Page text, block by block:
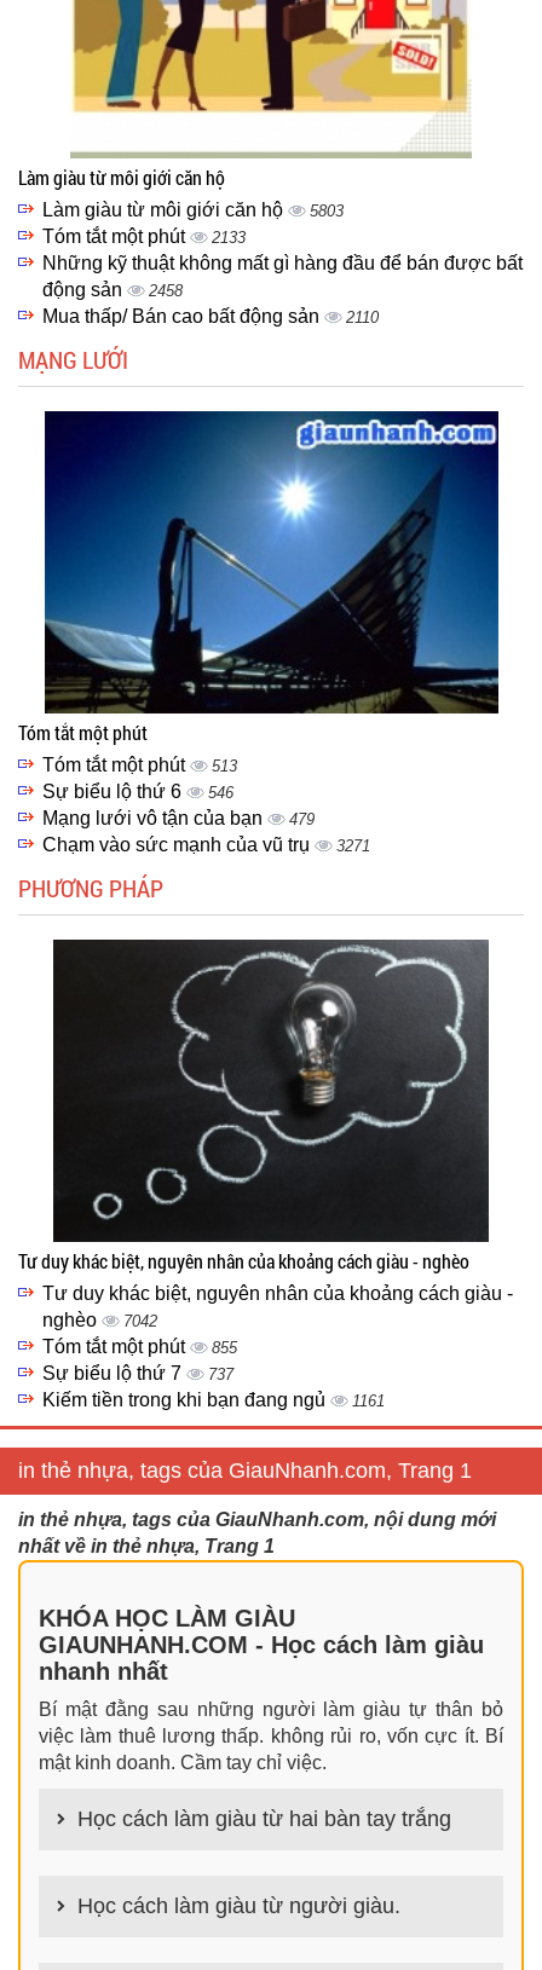
Làm giàu từ môi giới căn hộ
Làm giàu từ môi giới căn hộ 5803
Tóm tắt một phút 2133
Những kỹ thuật không mất gì hàng đầu để bán được bất
động sản
2458
Mua thấp/ Bán cao bất động sản 2110
MẠNG LƯỚI
Tóm tắt một phút
Tóm tắt một phút 513
Sự biểu lộ thứ 6 546
Mạng lưới vô tận của bạn 479
Chạm vào sức mạnh của vũ trụ 3271
PHƯƠNG PHÁP
Tư duy khác biệt, nguyên nhân của khoảng cách giàu - nghèo
Tư duy khác biệt, nguyên nhân của khoảng cách giàu -
nghèo
7042
Tóm tắt một phút 855
Sự biểu lộ thứ 7 737
Kiếm tiền trong khi bạn đang ngủ 1161
in thẻ nhựa, tags của GiauNhanh.com, Trang 1
in thẻ nhựa, tags của GiauNhanh.com, nội dung mới
nhất về in thẻ nhựa, Trang 1
KHÓA HỌC LÀM GIÀU
GIAUNHANH.COM - Học cách làm giàu
nhanh nhất
Bí mật đằng sau những người làm giàu tự thân bỏ
việc làm thuê lương thấp. không rủi ro, vốn cực ít. Bí
mật kinh doanh. Cầm tay chỉ việc.
Học cách làm giàu từ hai bàn tay trắng
nhưng hiệu quả bất ngờ. Bạn có thể thành công ngay
cả khi không có gì trong tay.
Học cách làm giàu từ người giàu.